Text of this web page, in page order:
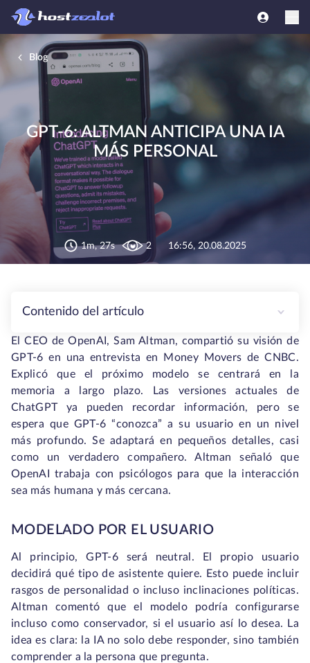
Blog
GPT-6: ALTMAN ANTICIPA UNA IA
MÁS PERSONAL
1m, 27s 2 16:56, 20.08.2025
Contenido del artículo
El CEO de OpenAI, Sam Altman, compartió su visión de
GPT-6 en una entrevista en
Money Movers de CNBC.
Explicó que el próximo modelo se centrará en la
memoria a largo plazo. Las versiones actuales de
ChatGPT ya pueden recordar información, pero se
espera que GPT-6 “conozca” a su usuario en un nivel
más profundo. Se adaptará en pequeños detalles, casi
como un verdadero compañero. Altman señaló que
OpenAI trabaja con psicólogos para que la interacción
sea más humana y más cercana.
MODELADO POR EL USUARIO
Al principio, GPT-6 será neutral. El propio usuario
decidirá qué tipo de asistente quiere. Esto puede incluir
rasgos de personalidad o incluso inclinaciones políticas.
Altman comentó que el modelo podría configurarse
incluso como conservador, si el usuario así lo desea. La
idea es clara: la IA no solo debe responder, sino también
comprender a la persona que pregunta.